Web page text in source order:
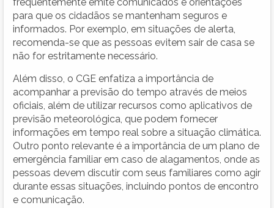
para que os cidadãos se mantenham seguros e
informados. Por exemplo, em situações de alerta,
recomenda-se que as pessoas evitem sair de casa se
não for estritamente necessário.
Além disso, o CGE enfatiza a importância de
acompanhar a previsão do tempo através de meios
oficiais, além de utilizar recursos como aplicativos de
previsão meteorológica, que podem fornecer
informações em tempo real sobre a situação climática.
Outro ponto relevante é a importância de um plano de
emergência familiar em caso de alagamentos, onde as
pessoas devem discutir com seus familiares como agir
durante essas situações, incluindo pontos de encontro
e comunicação.